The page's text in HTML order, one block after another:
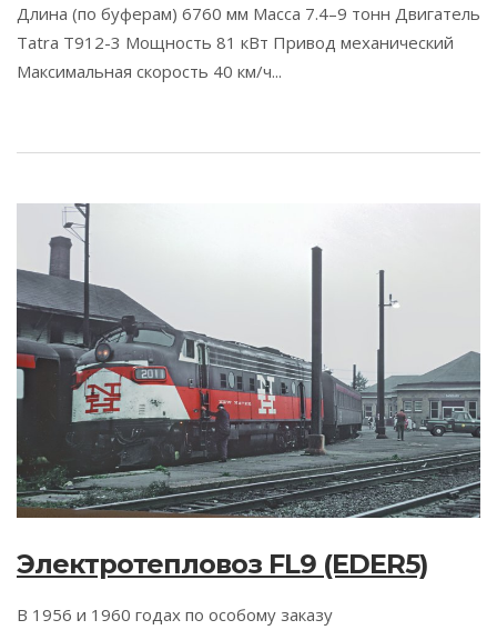
Длина (по буферам) 6760 мм Масса 7.4–9 тонн Двигатель
Tatra T912-3 Мощность 81 кВт Привод механический
Максимальная скорость 40 км/ч...
Электротепловоз FL9 (EDER5)
В 1956 и 1960 годах по особому заказу